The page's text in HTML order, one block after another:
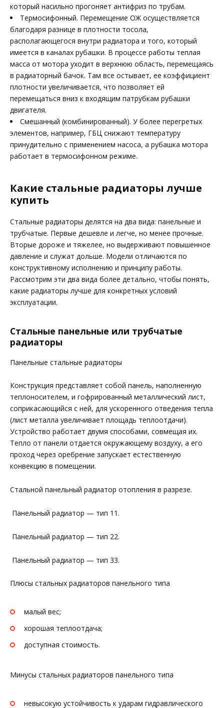
который насильно прогоняет антифриз по трубам.
Термосифонный. Перемещение ОЖ осуществляется
благодаря разнице в плотности тосола,
располагающегося внутри радиатора и того, который
имеется в каналах рубашки. В процессе работы теплая
масса от мотора уходит в верхнюю область, перемещаясь
в радиаторный бачок. Там все остывает, ее коэффициент
плотности увеличивается, что позволяет ей
перемещаться вниз к входящим патрубкам рубашки
двигателя.
Смешанный (комбинированный). У более перегретых
элементов, например, ГБЦ снижают температуру
принудительно с применением насоса, а рубашка мотора
работает в термосифонном режиме.
Какие стальные радиаторы лучше
купить
Стальные радиаторы делятся на два вида: панельные и
трубчатые. Первые дешевле и легче, но менее прочные.
Вторые дороже и тяжелее, но выдерживают повышенное
давление и служат дольше. Модели отличаются по
конструктивному исполнению и принципу работы.
Рассмотрим эти два вида более детально, чтобы понять,
какие радиаторы лучше для конкретных условий
эксплуатации.
Стальные панельные или трубчатые
радиаторы
Панельные стальные радиаторы
Конструкция представляет собой панель, наполненную
теплоносителем, и гофрированный металлический лист,
соприкасающийся с ней, для ускоренного отведения тепла
(лист металла увеличивает площадь теплоотдачи).
Устройство работает двумя способами, совмещая их.
Тепло от панели отдается окружающему воздуху, а его
проход через оребрение запускает естественную
конвекцию в помещении.
Стальной панельный радиатор отопления в разрезе.
Панельный радиатор — тип 11.
Панельный радиатор — тип 22.
Панельный радиатор — тип 33.
Плюсы стальных радиаторов панельного типа
малый вес;
хорошая теплоотдача;
доступная стоимость.
Минусы стальных радиаторов панельного типа
невысокую устойчивость к ударам гидравлического